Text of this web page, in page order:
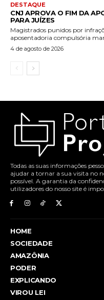
DESTAQUE
CNJ APROVA O FIM DA
PARA JUÍZES
Magistrados punidos por
aposentadoria compulsória
4 de agosto de 2026
Todas as suas informações
ajudar a tornar a sua visita no
possível. A garantia da
utilizadores do nosso site é
HOME
SOCIEDADE
AMAZÔNIA
PODER
EXPLICANDO
VIROU LEI